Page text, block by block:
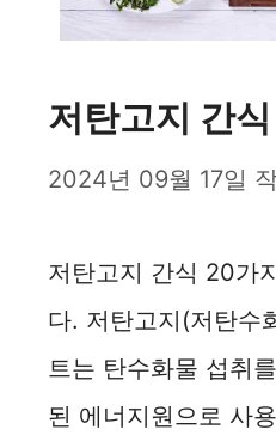
저탄고지 간
2024년 09월 17일
저탄고지 간식 20가
다. 저탄고지(저탄수
트는 탄수화물 섭취
된 에너지원으로 사